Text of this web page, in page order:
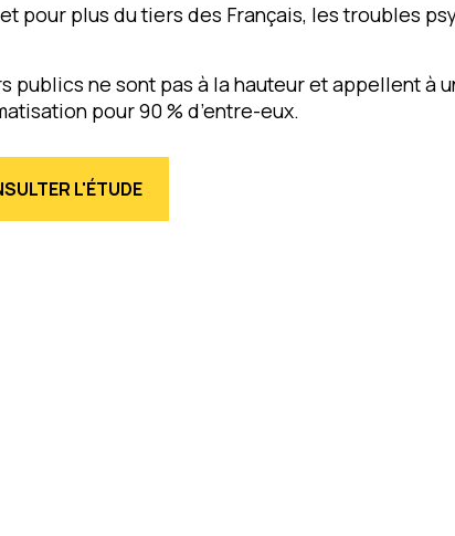
pour plus du tiers des Français, les troubles
publics ne sont pas à la hauteur et appellent à
pour 90 % d’entre-eux.
L'ÉTUDE